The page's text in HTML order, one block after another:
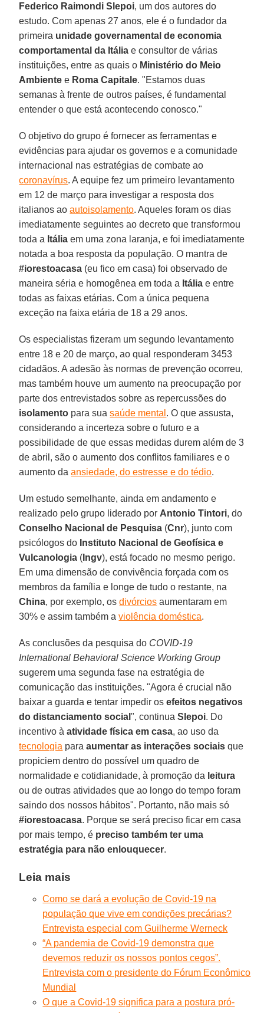
Federico Raimondi Slepoi, um dos autores do
estudo. Com apenas 27 anos, ele é o fundador da
primeira unidade governamental de economia
comportamental da Itália e consultor de várias
instituições, entre as quais o Ministério do Meio
Ambiente e Roma Capitale. "Estamos duas
semanas à frente de outros países, é fundamental
entender o que está acontecendo conosco."
O objetivo do grupo é fornecer as ferramentas e
evidências para ajudar os governos e a comunidade
internacional nas estratégias de combate ao
coronavírus. A equipe fez um primeiro levantamento
em 12 de março para investigar a resposta dos
italianos aoautoisolamento. Aqueles foram os dias
imediatamente seguintes ao decreto que transformou
toda a Itália em uma zona laranja, e foi imediatamente
notada a boa resposta da população. O mantra de
#iorestoacasa (eu fico em casa) foi observado de
maneira séria e homogênea em toda a Itália e entre
todas as faixas etárias. Com a única pequena
exceção na faixa etária de 18 a 29 anos.
Os especialistas fizeram um segundo levantamento
entre 18 e 20 de março, ao qual responderam 3453
cidadãos. A adesão às normas de prevenção ocorreu,
mas também houve um aumento na preocupação por
parte dos entrevistados sobre as repercussões do
isolamento para suasaúde mental . O que assusta,
considerando a incerteza sobre o futuro e a
possibilidade de que essas medidas durem além de 3
de abril, são o aumento dos conflitos familiares e o
aumento daansiedade, do estresse e do tédio.
Um estudo semelhante, ainda em andamento e
realizado pelo grupo liderado por Antonio Tintori, do
Conselho Nacional de Pesquisa (Cnr), junto com
psicólogos do Instituto Nacional de Geofísica e
Vulcanologia ( Ingv), está focado no mesmo perigo.
Em uma dimensão de convivência forçada com os
membros da família e longe de tudo o restante, na
China, por exemplo, osdivórcios aumentaram em
30% e assim também aviolência doméstica.
As conclusões da pesquisa do COVID-19
International Behavioral Science Working Group
sugerem uma segunda fase na estratégia de
comunicação das instituições. "Agora é crucial não
baixar a guarda e tentar impedir osefeitos negativos
do distanciamento social", continuaSlepoi. Do
incentivo àatividade física em casa, ao uso da
tecnologia paraaumentar as interações sociais que
propiciem dentro do possível um quadro de
normalidade e cotidianidade, à promoção da leitura
ou de outras atividades que ao longo do tempo foram
saindo dos nossos hábitos". Portanto, não mais só
#iorestoacasa. Porque se será preciso ficar em casa
por mais tempo, é preciso também ter uma
estratégia para não enlouquecer.
Leia mais
Como se dará a evolução de Covid-19 na
população que vive em condições precárias?
Entrevista especial com Guilherme Werneck
“A pandemia de Covid-19 demonstra que
devemos reduzir os nossos pontos cegos”.
Entrevista com o presidente do Fórum Econômico
Mundial
O que a Covid-19 significa para a postura pró-